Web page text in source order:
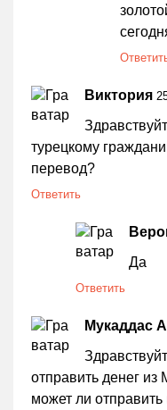
Виктория
турецкому
перевод?
Ответить
Да
Ответить
Мукаддас
отправить денег из
может ли